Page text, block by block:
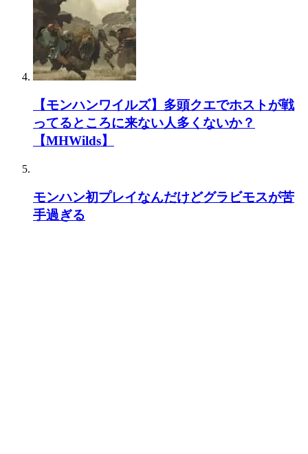
【モンハンワイルズ】多頭クエでホストが戦
ってるところに来ない人多くないか？
【MHWilds】
モンハン初プレイなんだけどグラビモスが苦
手過ぎる